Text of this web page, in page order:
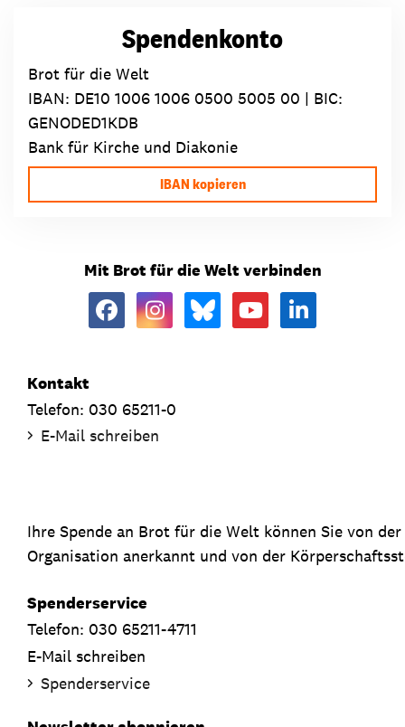
Spendenkonto
Brot für die Welt
IBAN: DE10 1006 1006 0500 5005 00 | BIC:
GENODED1KDB
Bank für Kirche und Diakonie
IBAN kopieren
Mit Brot für die Welt verbinden
Kontakt
Telefon: 030 65211-0
E-Mail schreiben
Ihre Spende an Brot für die Welt können Sie von
Organisation anerkannt und von der
Spenderservice
Telefon: 030 65211-4711
E-Mail schreiben
Spenderservice